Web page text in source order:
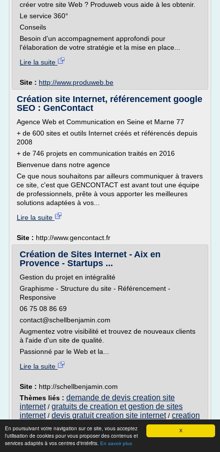
X
En poursuivant votre navigation sur ce site, vous acceptez
l'utilisation de cookies pour vous proposer des contenus et
services adaptés à vos centres d'intérêts. En savoir plus
créer votre site Web ? Produweb vous aide à les obtenir.
Le service 360°
Conseils
Besoin d'un accompagnement approfondi pour
l'élaboration de votre stratégie et la mise en place...
Lire la suite
Site : http://www.produweb.be
Création site Internet, référencement google
SEO : GenContact
Agence Web et Communication en Seine et Marne 77
+ de 600 sites et outils Internet créés et référencés depuis
2008
+ de 746 projets en communication traités en 2016
Bienvenue dans notre agence
Ce que nous souhaitons par ailleurs communiquer à travers
ce site, c'est que GENCONTACT est avant tout une équipe
de professionnels, prête à vous apporter les meilleures
solutions adaptées à vos...
Lire la suite
Site : http://www.gencontact.fr
Création de Sites Internet - Aix en
Provence - Startups ...
Gestion du projet en intégralité
Graphisme - Structure du site - Référencement -
Responsive
06 75 08 86 69
contact@schellbenjamin.com
Augmentez votre visibilité et trouvez de nouveaux clients
à l'aide d'un site de qualité.
Passionné par le Web et la...
Lire la suite
Site : http://schellbenjamin.com
Thèmes liés : demande de devis creation site
internet/ gratuits de creation et gestion de sites
internet/ devis gratuit creation site internet/ creation
creation et gestion
de sites internet